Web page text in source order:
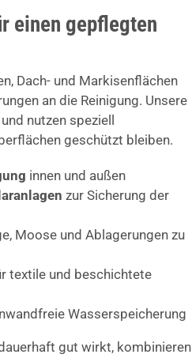
einen gepflegten
Dach- und Markisenflächen
an die Reinigung. Unsere
nutzen speziell
geschützt bleiben.
innen und außen
zur Sicherung der
Moose und Ablagerungen zu
textile und beschichtete
Wasserspeicherung
gut wirkt, kombinieren